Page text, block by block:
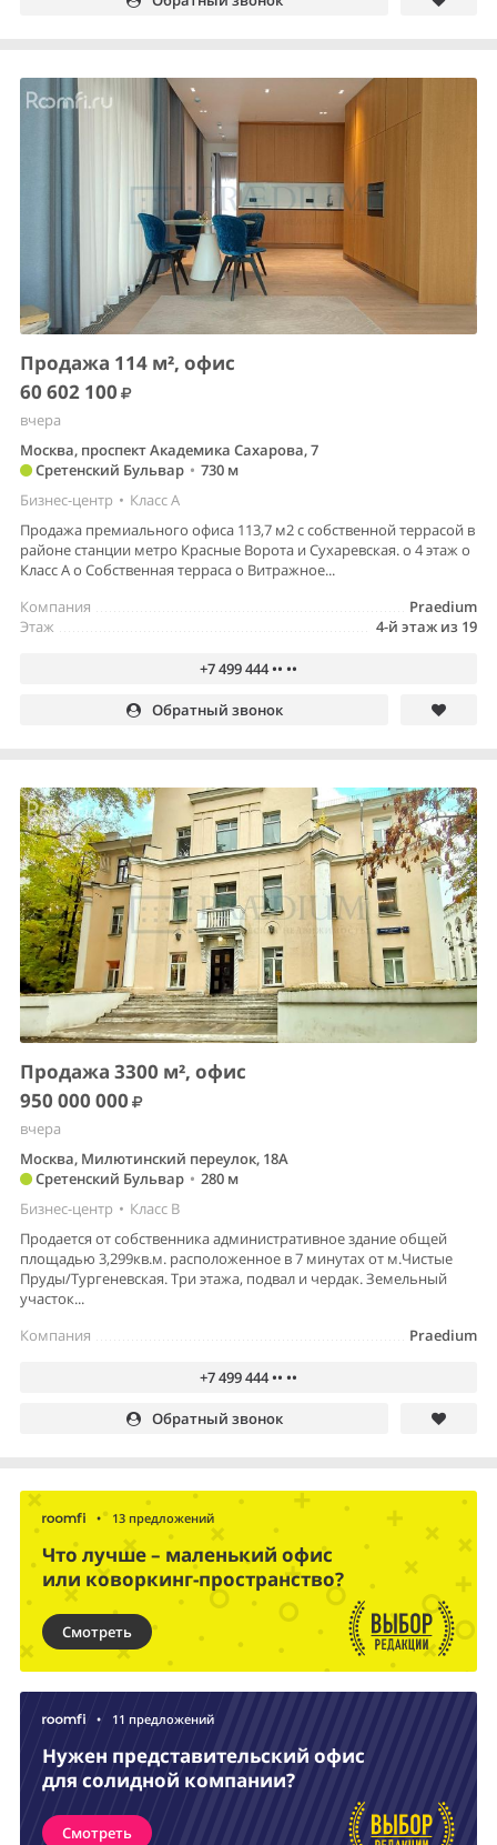
Продажа 114 м², офис
60 602 100
вчера
Москва, проспект Академика Сахарова, 7
Сретенский Бульвар • 730 м
Бизнес-центр • Класс A
Продажа премиального офиса 113,7 м2 с собственной террасой в
районе станции метро Красные Ворота и Сухаревская. o 4 этаж o
Класс А o Собственная терраса o Витражное...
Praedium
Компания
4-й этаж из 19
Этаж
+7 499 444 •• ••
Обратный звонок
Продажа 3300 м², офис
950 000 000
вчера
Москва, Милютинский переулок, 18А
Сретенский Бульвар • 280 м
Бизнес-центр • Класс B
Продается от собственника административное здание общей
площадью 3,299кв.м. расположенное в 7 минутах от м.Чистые
Пруды/Тургеневская. Три этажа, подвал и чердак. Земельный
участок...
Praedium
Компания
+7 499 444 •• ••
Обратный звонок
• 13 предложений
Что лучше – маленький офис
или коворкинг-пространство?
Смотреть
• 11 предложений
Нужен представительский офис
для солидной компании?
Смотреть